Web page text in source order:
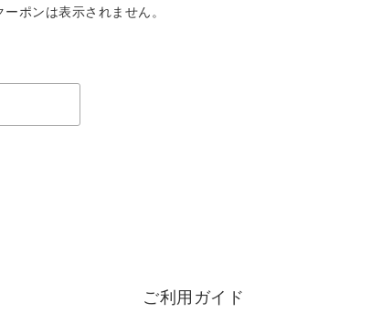
ポンは表示されません。
ご利用ガイド